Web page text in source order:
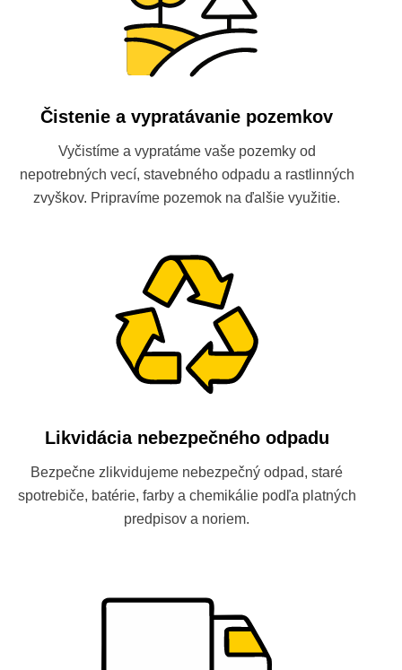
Čistenie a vypratávanie pozemkov
Vyčistíme a vypratáme vaše pozemky od
nepotrebných vecí, stavebného odpadu a rastlinných
zvyškov. Pripravíme pozemok na ďalšie využitie.
Likvidácia nebezpečného odpadu
Bezpečne zlikvidujeme nebezpečný odpad, staré
spotrebiče, batérie, farby a chemikálie podľa platných
predpisov a noriem.